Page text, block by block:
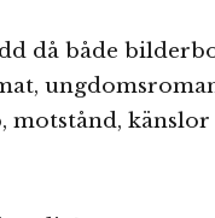
då både
motstånd,